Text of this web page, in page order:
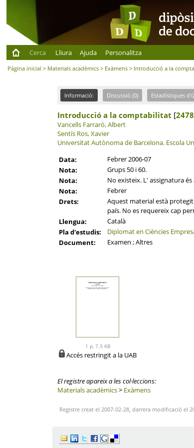
Cerca
Lliura Ajuda Personalitza
Pàgina inicial > Materials acadèmics > Exàmens > Introducció a la
Informació: Discussió (0) Estadístiques
Introducció a la comptabilitat [
Vancells Farraró, Albert
Sentís Ros, Xavier
Universitat Autònoma de Barcelona. Escola
Data:
Febrer 2006-07
Nota:
Grups 50 i 60.
Nota:
No existeix. L' assignatura
Nota:
Febrer
Drets:
Aquest material està
país. No es requereix cap
Llengua:
Català
Pla d'estudis:
Diplomat en Ciències
Document:
Examen ; Altres
1 p, 7.3 KB
Accés restringit a la UAB
El registre apareix a les col·leccions:
Materials acadèmics> Exàmens
Registre creat el 2007-02-28, darrera modificació el